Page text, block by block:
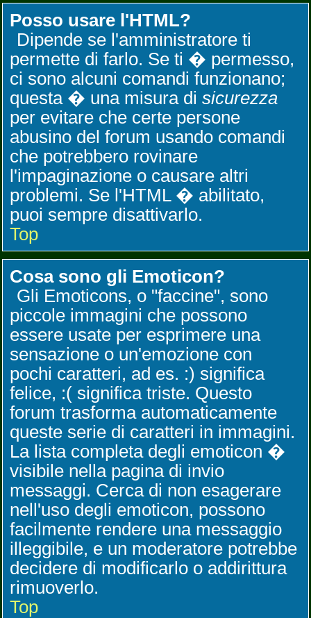
Posso usare l'HTML?
Dipende se l'amministratore ti
permette di farlo. Se ti � permesso,
ci sono alcuni comandi funzionano;
questa � una misura di sicurezza
per evitare che certe persone
abusino del forum usando comandi
che potrebbero rovinare
l'impaginazione o causare altri
problemi. Se l'HTML � abilitato,
puoi sempre disattivarlo.
Top
Cosa sono gli Emoticon?
Gli Emoticons, o "faccine", sono
piccole immagini che possono
essere usate per esprimere una
sensazione o un'emozione con
pochi caratteri, ad es. :) significa
felice, :( significa triste. Questo
forum trasforma automaticamente
queste serie di caratteri in immagini.
La lista completa degli emoticon �
visibile nella pagina di invio
messaggi. Cerca di non esagerare
nell'uso degli emoticon, possono
facilmente rendere una messaggio
illeggibile, e un moderatore potrebbe
decidere di modificarlo o addirittura
rimuoverlo.
Top